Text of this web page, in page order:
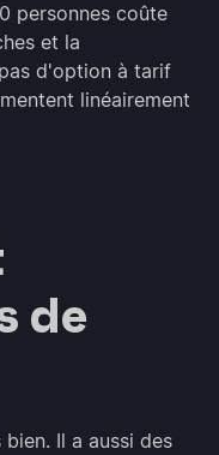
personnes coûte
et la
d'option à tarif
linéairement
de
Il a aussi des